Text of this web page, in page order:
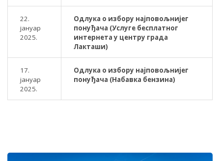
22.
јануар
2025.
Одлука о избору најповољнијег
понуђача (Услуге бесплатног
интернета у центру града
Лакташи)
17.
јануар
2025.
Одлука о избору најповољнијег
понуђача (Набавка бензина)